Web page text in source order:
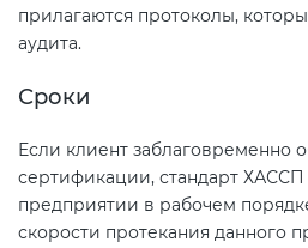
прилагаются протоколы,
аудита.
Сроки
Если клиент заблаговременно
сертификации, стандарт ХАССП
предприятии в рабочем
скорости протекания данного